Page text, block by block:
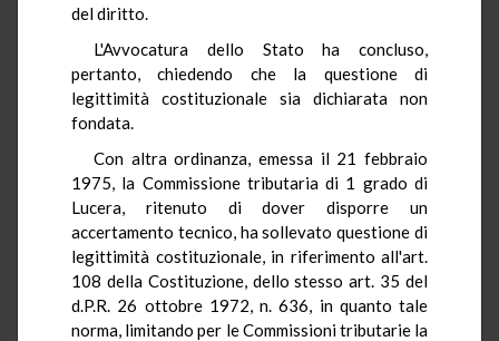
del diritto.
L'Avvocatura dello Stato ha concluso,
pertanto, chiedendo che la questione di
legittimità costituzionale sia dichiarata non
fondata.
Con altra ordinanza, emessa il 21 febbraio
1975, la Commissione tributaria di 1 grado di
Lucera, ritenuto di dover disporre un
accertamento tecnico, ha sollevato questione di
legittimità costituzionale, in riferimento all'art.
108 della Costituzione, dello stesso art. 35 del
d.P.R. 26 ottobre 1972, n. 636, in quanto tale
norma, limitando per le Commissioni tributarie la